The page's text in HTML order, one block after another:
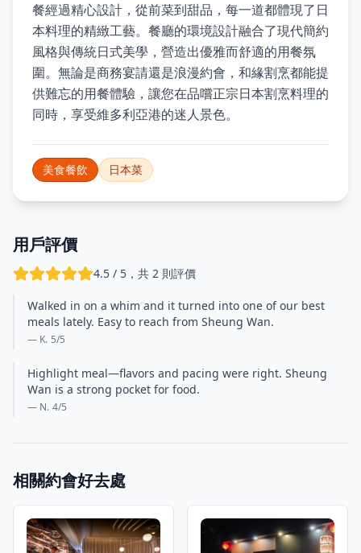
餐經過精心設計，從前菜到甜品，每一道都體現了日
本料理的精緻工藝。餐廳的環境設計融合了現代簡約
風格與傳統日式美學，營造出優雅而舒適的用餐氛
圍。無論是商務宴請還是浪漫約會，和緣割烹都能提
供難忘的用餐體驗，讓您在品嚐正宗日本割烹料理的
同時，享受維多利亞港的迷人景色。
美食餐飲 日本菜
用戶評價
4.5 / 5，共 2 則評價
Walked in on a whim and it turned into one of our best
meals lately. Easy to reach from Sheung Wan.
— K. 5/5
Highlight meal—flavors and pacing were right. Sheung
Wan is a strong pocket for food.
— N. 4/5
相關約會好去處